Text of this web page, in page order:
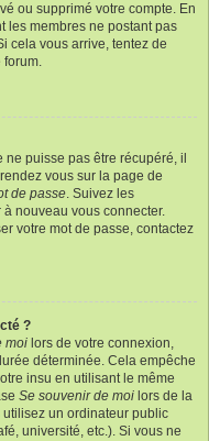
ou supprimé votre compte. En
les membres ne postant pas
cela vous arrive, tentez de
forum.
puisse pas être récupéré, il
vous sur la page de
de passe. Suivez les
nouveau vous connecter.
votre mot de passe, contactez
?
moi lors de votre connexion,
déterminée. Cela empêche
insu en utilisant le même
Se souvenir de moi lors de la
utilisez un ordinateur public
université, etc.). Si vous ne